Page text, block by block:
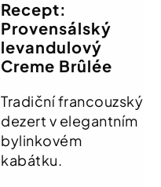
Recept:
Provensálský
levandulový
Creme Brûlée
Tradiční francouzský
dezert v elegantním
bylinkovém
kabátku.